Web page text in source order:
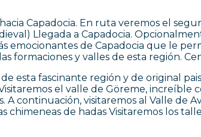
hacia Capadocia. En ruta veremos el
Llegada a Capadocia.
emocionantes de Capadocia que le
formaciones y valles de esta región.
de esta fascinante región y de original
el valle de Göreme,
A continuación, visitaremos al Valle de
chimeneas de hadas Visitaremos los